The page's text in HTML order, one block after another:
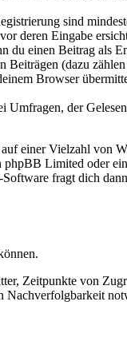
sind
deren Eingabe
du einen Beitrag als
(dazu
Browser
der
einer Vielzahl von
Limited oder
fragt dich
Zeitpunkte von
Nachverfolgbarkeit